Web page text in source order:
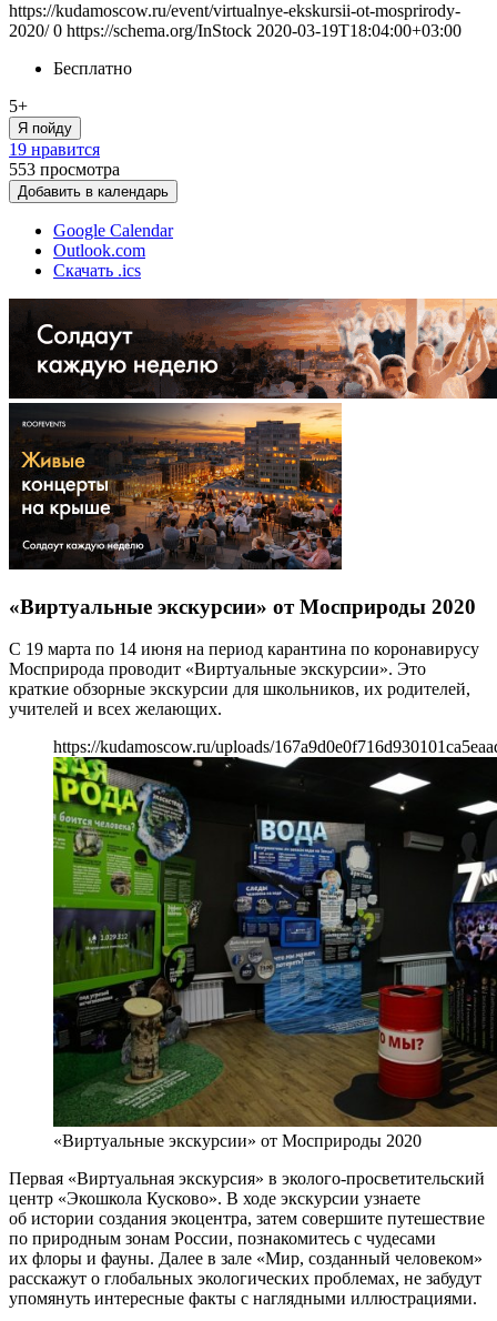
https://kudamoscow.ru/event/virtualnye-ekskursii-ot-mosprirody-
2020/ 0 https://schema.org/InStock 2020-03-19T18:04:00+03:00
Бесплатно
5+
Я пойду
19 нравится
553 просмотра
Добавить в календарь
Google Calendar
Outlook.com
Скачать .ics
«Виртуальные экскурсии» от Мосприроды 2020
С 19 марта по 14 июня на период карантина по коронавирусу
Мосприрода проводит «Виртуальные экскурсии». Это
краткие обзорные экскурсии для школьников, их родителей,
учителей и всех желающих.
https://kudamoscow.ru/uploads/
«Виртуальные экскурсии» от Мосприроды 2020
Первая «Виртуальная экскурсия» в эколого-просветительский
центр «Экошкола Кусково». В ходе экскурсии узнаете
об истории создания экоцентра, затем совершите путешествие
по природным зонам России, познакомитесь с чудесами
их флоры и фауны. Далее в зале «Мир, созданный человеком»
расскажут о глобальных экологических проблемах, не забудут
упомянуть интересные факты с наглядными иллюстрациями.